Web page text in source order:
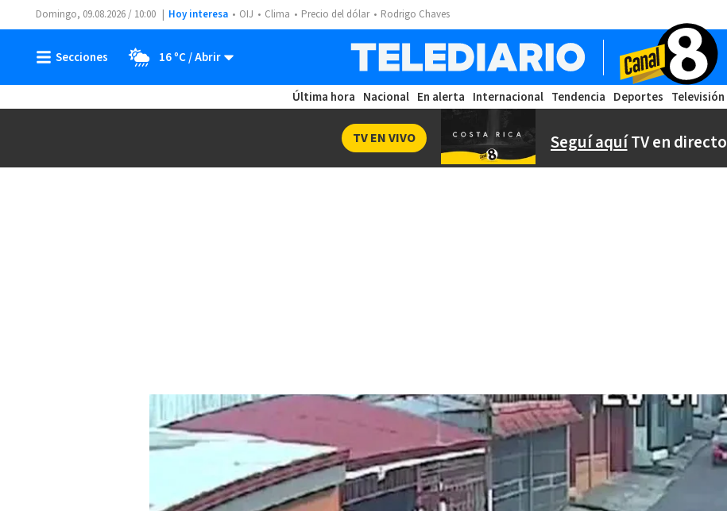
Domingo, 09.08.2026 / 10:00 Hoy interesa OIJ Clima Precio del dólar Rodrigo Chaves
16 ºC
Última hora Nacional En alerta Internacional Tendencia Deportes Televisión
Seguí aquíTV en directo
TV EN VIVO